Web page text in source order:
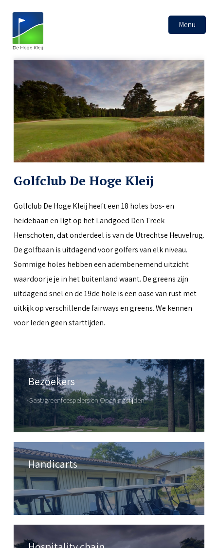
Menu
Golfclub De Hoge Kleij
Golfclub De Hoge Kleij heeft een 18 holes bos- en
heidebaan en ligt op het Landgoed Den Treek-
Henschoten, dat onderdeel is van de Utrechtse Heuvelrug.
De golfbaan is uitdagend voor golfers van elk niveau.
Sommige holes hebben een adembenemend uitzicht
waardoor je je in het buitenland waant. De greens zijn
uitdagend snel en de 19de hole is een oase van rust met
uitkijk op verschillende fairways en greens. We kennen
voor leden geen starttijden.
Bezoekers
Gast/greenfeespelers en Openingstijden
Handicarts